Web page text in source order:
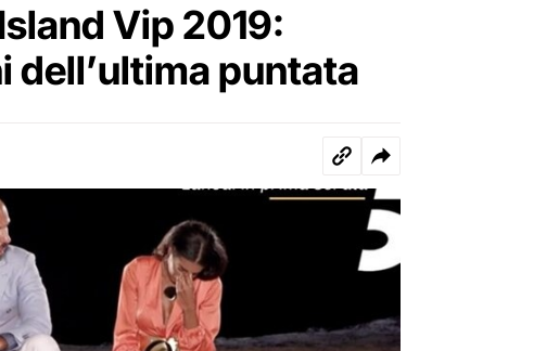
Vip 2019:
dell’ultima puntata